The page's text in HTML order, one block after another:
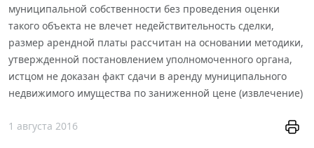
муниципальной собственности без проведения оценки
такого объекта не влечет недействительность сделки,
размер арендной платы рассчитан на основании методики,
утвержденной постановлением уполномоченного органа,
истцом не доказан факт сдачи в аренду муниципального
недвижимого имущества по заниженной цене (извлечение)
1 августа 2016